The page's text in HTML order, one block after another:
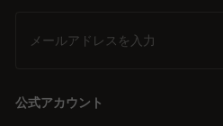
メールアドレスを入力
公式アカウント